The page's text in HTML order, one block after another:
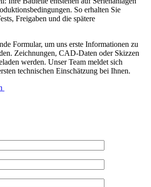
So erhalten Sie
Freigaben und die spätere
Formular, um uns erste Informationen zu
Zeichnungen, CAD-Daten oder Skizzen
werden. Unser Team meldet sich
technischen Einschätzung bei Ihnen.